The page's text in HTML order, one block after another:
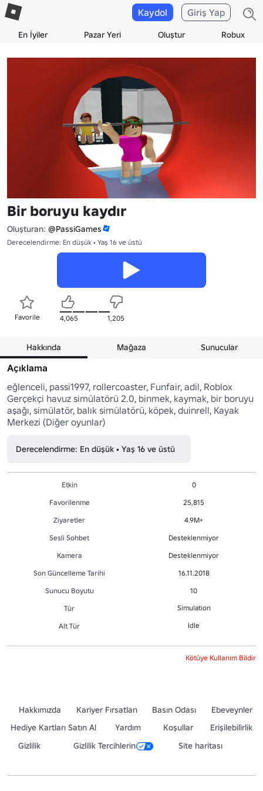
En İyiler Pazar Yeri Oluştur Robux
Kaydol Giriş Yap
Bir boruyu kaydır
Oluşturan: @PassiGames
Derecelendirme: En düşük • Yaş 16 ve üstü
Favorile 4,065 1,205
Hakkında Mağaza Sunucular
Açıklama
eğlenceli, passi1997, rollercoaster, Funfair, adil, Roblox
Gerçekçi havuz simülatörü 2.0, binmek, kaymak, bir boruyu
aşağı, simülatör, balık simülatörü, köpek, duinrell, Kayak
Merkezi (Diğer oyunlar)
Derecelendirme: En düşük • Yaş 16 ve üstü
Etkin
0
Favorilenme
25,815
Ziyaretler
4.9M+
Sesli Sohbet
Desteklenmiyor
Kamera
Desteklenmiyor
Son Güncelleme Tarihi
16.11.2018
Sunucu Boyutu
10
Tür
Simulation
Alt Tür Idle
Kötüye Kullanım Bildir
Hakkımızda Kariyer Fırsatları Basın Odası
Ebeveynler
Hediye Kartları Satın Al
Yardım Koşullar
Erişilebilirlik
Gizlilik
Gizlilik Tercihlerin Site haritası